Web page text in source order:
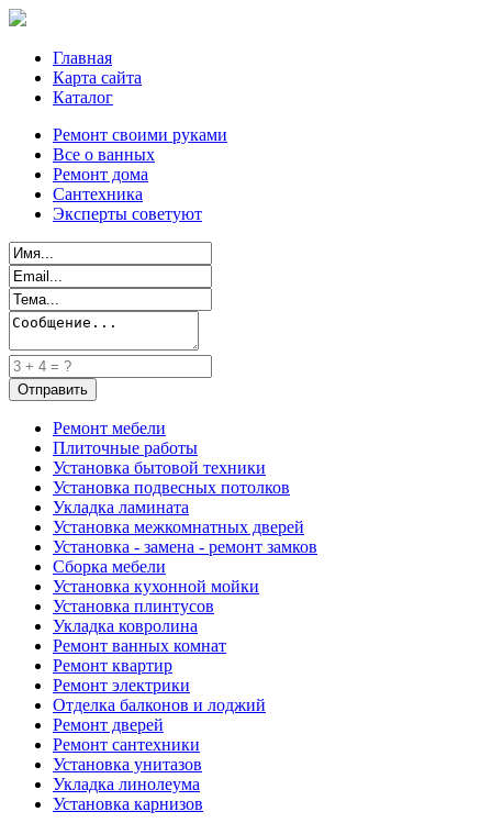
Главная
Карта сайта
Каталог
Ремонт своими руками
Все о ванных
Ремонт дома
Сантехника
Эксперты советуют
Ремонт мебели
Плиточные работы
Установка бытовой техники
Установка подвесных потолков
Укладка ламината
Установка межкомнатных дверей
Установка - замена - ремонт замков
Сборка мебели
Установка кухонной мойки
Установка плинтусов
Укладка ковролина
Ремонт ванных комнат
Ремонт квартир
Ремонт электрики
Отделка балконов и лоджий
Ремонт дверей
Ремонт сантехники
Установка унитазов
Укладка линолеума
Установка карнизов